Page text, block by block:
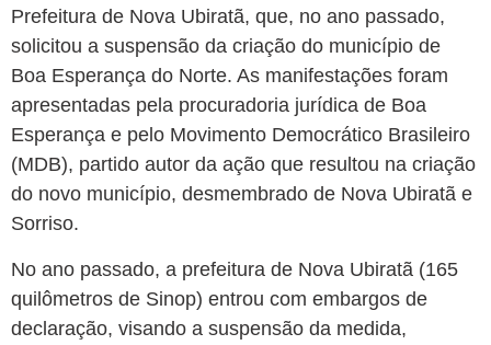
Prefeitura de Nova Ubiratã, que, no ano passado,
solicitou a suspensão da criação do município de
Boa Esperança do Norte. As manifestações foram
apresentadas pela procuradoria jurídica de Boa
Esperança e pelo Movimento Democrático Brasileiro
(MDB), partido autor da ação que resultou na criação
do novo município, desmembrado de Nova Ubiratã e
Sorriso.
No ano passado, a prefeitura de Nova Ubiratã (165
quilômetros de Sinop) entrou com embargos de
declaração, visando a suspensão da medida,